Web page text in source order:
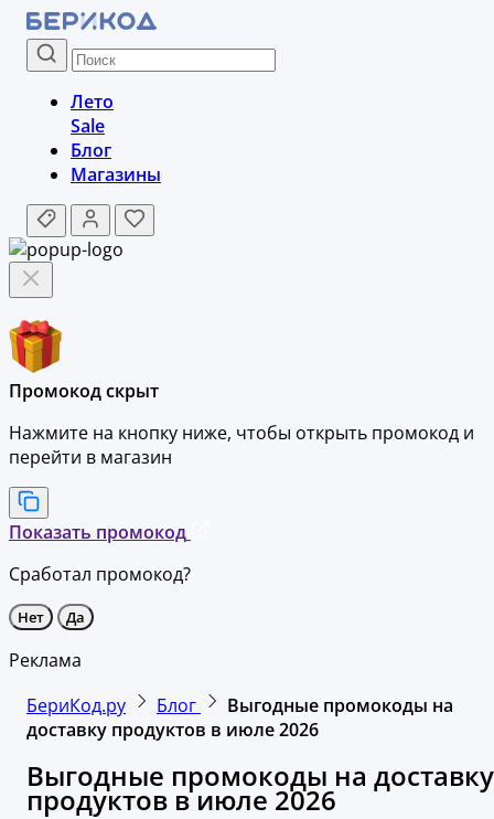
Лето
Sale
Блог
Магазины
Промокод скрыт
Нажмите на кнопку ниже, чтобы открыть промокод и
перейти в магазин
Показать промокод
Сработал промокод?
Нет Да
Реклама
БериКод.ру
Блог
Выгодные промокоды на
доставку продуктов в июле 2026
Выгодные промокоды на доставку
продуктов в июле 2026